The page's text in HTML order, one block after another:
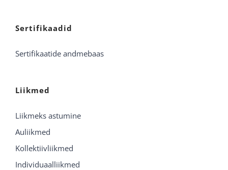
Sertifikaadid
Sertifikaatide andmebaas
Liikmed
Liikmeks astumine
Auliikmed
Kollektiivliikmed
Individuaalliikmed